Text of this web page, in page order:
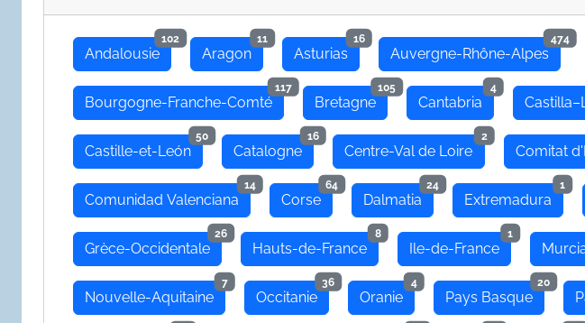
Andalousie
102
Aragon
11
Asturias
16
Auvergne-Rhône-Alpes
474
Bourgogne-Franche-Comté
117
Bretagne
105
Cantabria
4
Castille-et-León
50
Catalogne
16
Centre-Val de Loire
2
Comitat
Comunidad Valenciana
14
Corse
64
Dalmatia
24
Extremadura
1
Grèce-Occidentale
26
Hauts-de-France
8
Ile-de-France
1
Nouvelle-Aquitaine
7
Occitanie
36
Oranie
4
Pays Basque
20